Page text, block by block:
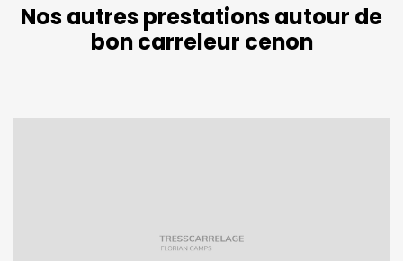
Nos autres prestations autour de
bon carreleur cenon